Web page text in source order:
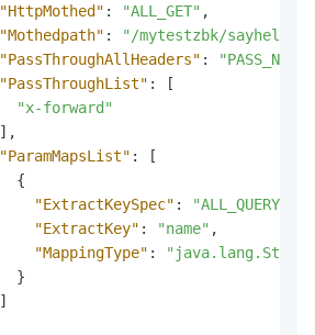
"HttpMothed" : "ALL_GET" ,
"Mothedpath" : "/mytestzbk/sayhello"
"PassThroughAllHeaders" : "PASS_NOT"
"PassThroughList" :
[
"x-forward"
] ,
"ParamMapsList" :
[
{
"ExtractKeySpec" :
"ExtractKey" : "name" ,
"MappingType" :
}
]